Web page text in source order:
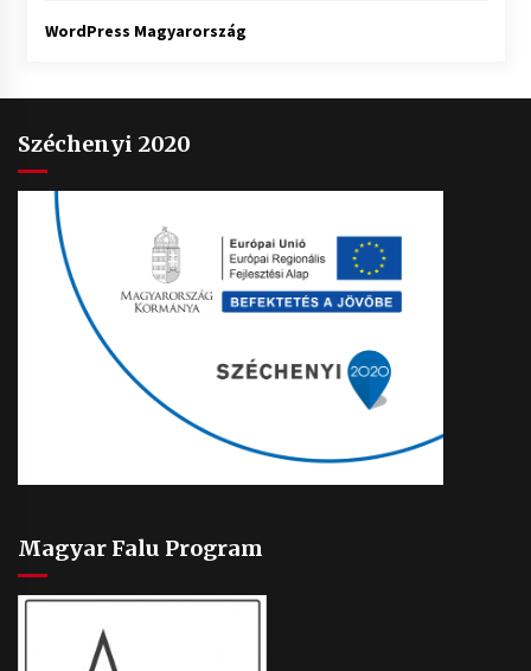
WordPress Magyarország
Széchenyi 2020
Magyar Falu Program